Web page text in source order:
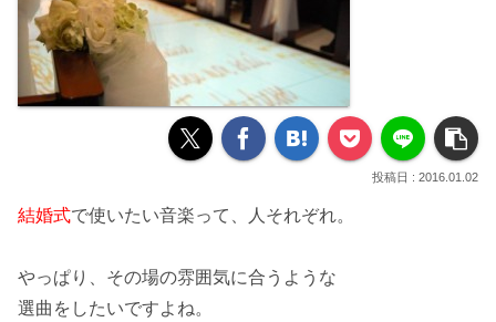
2016.01.02
結婚式で使いたい音楽って、人それぞれ。
やっぱり、その場の雰囲気に合うような
選曲 をしたいですよね。